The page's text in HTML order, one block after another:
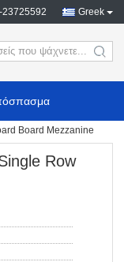
Greek
search
Board Mezzanine
Row